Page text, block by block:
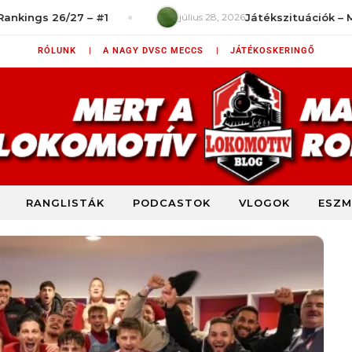
27 – #1 július 28, 2026Játékszituációk – Mit
RÓLUNK | A NAGY DVSC MECCS | JÁTÉKOSKERINGŐ
DVSC szurkolói blog
RANGLISTÁK PODCASTOK VLOGOK